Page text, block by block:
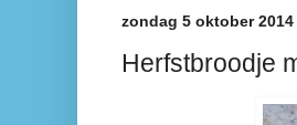
zondag 5 oktober 2014
Herfstbroodje